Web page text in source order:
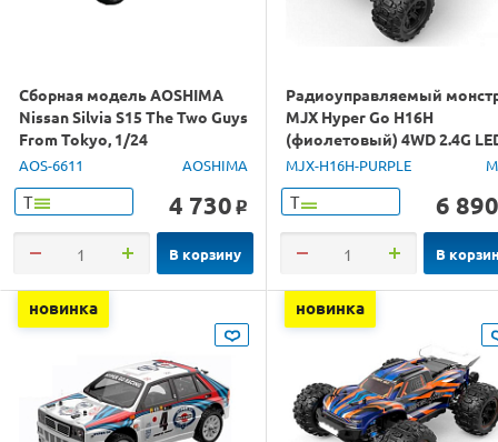
Сборная модель AOSHIMA
Nissan Silvia S15 The Two Guys
From Tokyo, 1/24
AOS-6611 AOSHIMA
Т 4 730 o
В корзину
Радиоуправляемый
MJX Hyper Go H16H
(фиолетовый) 4WD 2.4G
GPS 1/16 RTR
MJX-H16H-PURPLE
Т 6 890
В
новинка новинка